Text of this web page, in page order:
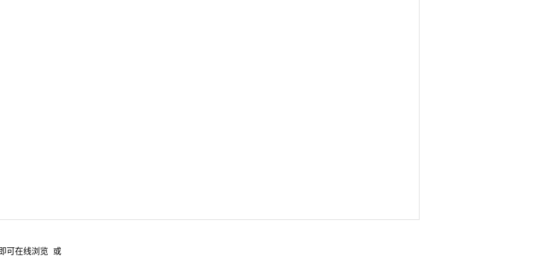
可在线浏览 或